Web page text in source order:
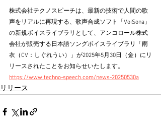
株式会社テクノスピーチは、最新の技術で人間の歌
声をリアルに再現する、歌声合成ソフト「VoiSona」
の新規ボイスライブラリとして、アンコロール株式
会社が販売する日本語ソングボイスライブラリ「雨
衣（CV：しぐれうい）」が2025年5月30日（金）にリ
リースされたことをお知らせいたします。
https://www.techno-speech.com/news-20250530a
リリース